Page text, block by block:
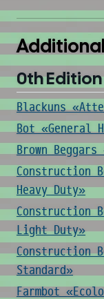
0th
Blackuns
Bot «General
Brown Beggars
Construction
Heavy Duty»
Construction
Light Duty»
Construction
Standard»
Farmbot